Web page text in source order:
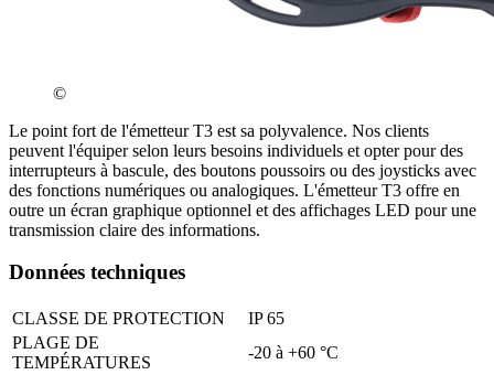
©
Le point fort de l'émetteur T3 est sa polyvalence. Nos clients
peuvent l'équiper selon leurs besoins individuels et opter pour des
interrupteurs à bascule, des boutons poussoirs ou des joysticks avec
des fonctions numériques ou analogiques. L'émetteur T3 offre en
outre un écran graphique optionnel et des affichages LED pour une
transmission claire des informations.
Données techniques
CLASSE DE PROTECTION
IP 65
PLAGE DE
TEMPÉRATURES
-20 à +60 °C